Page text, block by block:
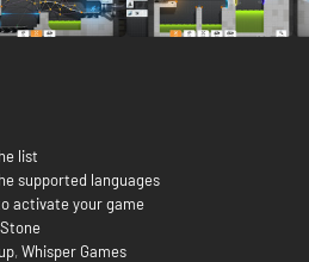
list
supported languages
activate your game
, Whisper Games